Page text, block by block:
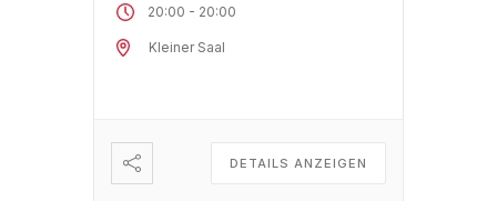
20:00 - 20:00
Kleiner Saal
DETAILS ANZEIGEN